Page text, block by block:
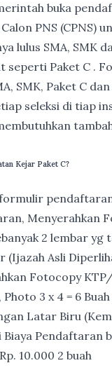
buka
PNS (CPNS)
lulus SMA, SMK
seperti Paket C .
SMK, Paket C
seleksi di tiap
Kejar Paket C?
Menyerahkan
2 lembar yg
(Ijazah Asli
Fotocopy
Photo 3 x 4 = 6
Latar Biru
Biaya Pendaftaran
10.000 2 buah